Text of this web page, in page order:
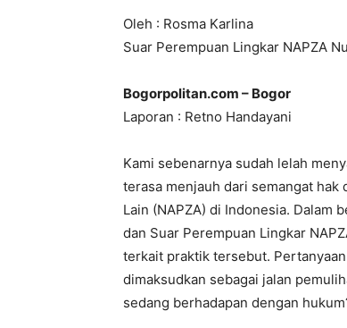
‎‎Oleh : Rosma Karlina
‎Suar Perempuan Lingkar NAPZA
Bogorpolitan.com – Bogor
Laporan : Retno Handayani
‎Kami sebenarnya sudah lelah
terasa menjauh dari semangat
Lain (NAPZA) di Indonesia. Dalam
dan Suar Perempuan Lingkar
terkait praktik tersebut.
dimaksudkan sebagai jalan
sedang berhadapan dengan